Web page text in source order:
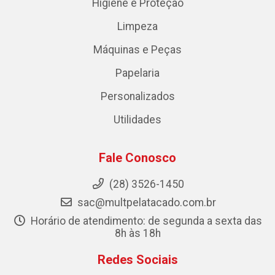
Higiene e Proteção
Limpeza
Máquinas e Peças
Papelaria
Personalizados
Utilidades
Fale Conosco
(28) 3526-1450
sac@multpelatacado.com.br
Horário de atendimento: de segunda a sexta das
8h às 18h
Redes Sociais